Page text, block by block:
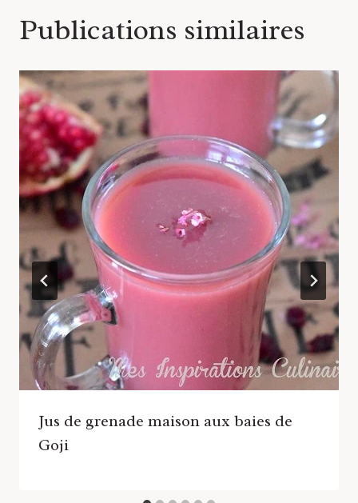
Publications similaires
Jus de grenade maison aux baies de
Goji